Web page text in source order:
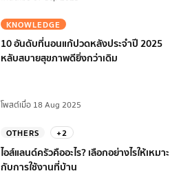
KNOWLEDGE
10 อันดับที่นอนแก้ปวดหลังประจำปี 2025
หลับสบายสุขภาพดียิ่งกว่าเดิม
โพสต์เมื่อ 18 Aug 2025
OTHERS +2
ไอส์แลนด์ครัวคืออะไร? เลือกอย่างไรให้เหมาะ
กับการใช้งานที่บ้าน